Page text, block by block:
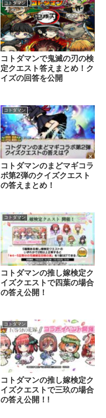
コトダマン
コトダマンで鬼滅の刃の検
定クエスト答えまとめ！ク
イズの回答を公開
コトダマン
コトダマンのまどマギコラ
ボ第2弾のクイズクエスト
の答えまとめ！
コトダマン
コトダマンの推し嫁検定ク
イズクエストで四葉の場合
の答え公開！
コトダマン
コトダマンの推し嫁検定ク
イズクエストで三玖の場合
の答え公開！!